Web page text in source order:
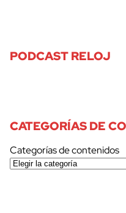
PODCAST RELOJ
CATEGORÍAS DE
Categorías de contenidos